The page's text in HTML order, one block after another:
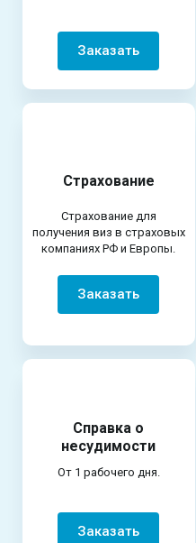
Заказать
Страхование
Страхование для
получения виз в страховых
компаниях РФ и Европы.
Заказать
Справка о
несудимости
От 1 рабочего дня.
Заказать